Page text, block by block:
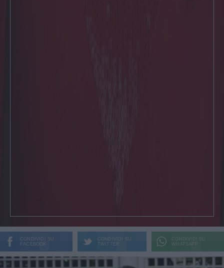
CONDIVIDI SU
FACEBOOK
CONDIVIDI SU
TWITTER
CONDIVIDI SU
WHATSAPP